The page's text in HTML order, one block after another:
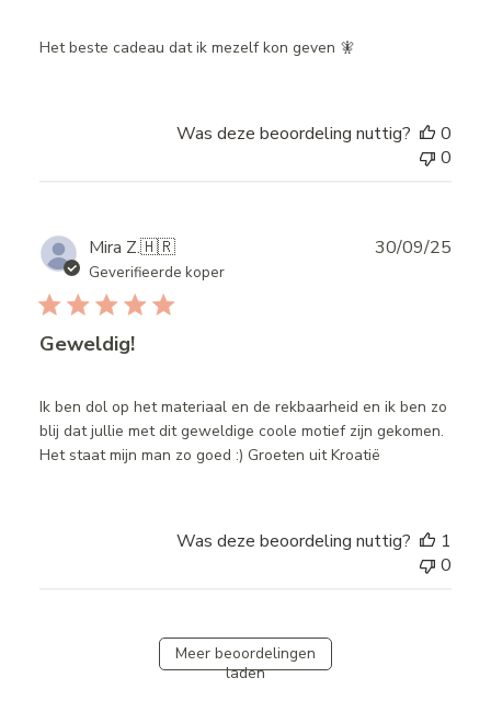
Het beste cadeau dat ik mezelf kon geven 🧚
Was deze beoordeling nuttig?
0
0
Mira Z.🇭🇷
Geverifieerde koper
Geweldig!
Ik ben dol op het materiaal en de rekbaarheid en ik ben zo
blij dat jullie met dit geweldige coole motief zijn gekomen.
Het staat mijn man zo goed :) Groeten uit Kroatië
30/09/25
Was deze beoordeling nuttig?
1
0
Meer beoordelingen
laden